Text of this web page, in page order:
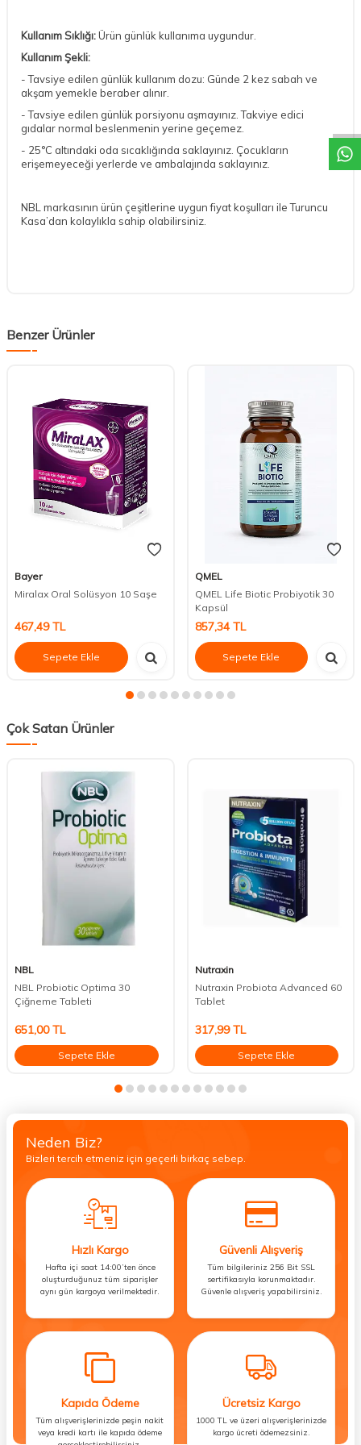
Kullanım Sıklığı:Ürün günlük kullanıma uygundur.
Kullanım Şekli:
- Tavsiye edilen günlük kullanım dozu: Günde 2 kez sabah ve
akşam yemekle beraber alınır.
- Tavsiye edilen günlük porsiyonu aşmayınız. Takviye edici
gıdalar normal beslenmenin yerine geçemez.
- 25°C altındaki oda sıcaklığında saklayınız. Çocukların
erişemeyeceği yerlerde ve ambalajında saklayınız.
NBL markasının ürün çeşitlerine uygun fiyat koşulları ile Turuncu
Kasa’dan kolaylıkla sahip olabilirsiniz.
Benzer Ürünler
Bayer
Miralax Oral Solüsyon 10 Saşe
467,49TL
Sepete Ekle
QMEL
QMEL Life Biotic Probiyotik 30
Kapsül
857,34TL
Sepete Ekle
Çok Satan Ürünler
NBL
NBL Probiotic Optima 30
Çiğneme Tableti
651,00TL
Sepete Ekle
Nutraxin
Nutraxin Probiota Advanced 60
Tablet
317,99TL
Sepete Ekle
Neden Biz?
Bizleri tercih etmeniz için geçerli birkaç sebep.
Hızlı Kargo
Hafta içi saat 14:00’ten önce
oluşturduğunuz tüm siparişler
aynı gün kargoya verilmektedir.
Güvenli Alışveriş
Tüm bilgileriniz 256 Bit SSL
sertifikasıyla korunmaktadır.
Güvenle alışveriş yapabilirsiniz.
Kapıda Ödeme
Tüm alışverişlerinizde peşin nakit
veya kredi kartı ile kapıda ödeme
Ücretsiz Kargo
1000 TL ve üzeri alışverişlerinizde
kargo ücreti ödemezsiniz.